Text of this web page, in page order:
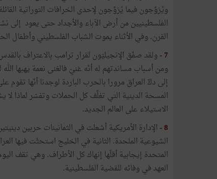
ويُرَوِّجون فيما يُرَوِّجون لإحدى الخرافات التوراتية
الفلسطينيين من أرض الآباء والأجداد حتى يعود إلى
القرن. وفي الأثناء يموت الشباب الفلسطيني وأطفال
7 - ولقد صفّق الإنجيليّون لقرار ترامب بالاعتراف
ومن أسباب مساندتهم له أنّه غنيّ فالغنى نعمة يهبها
إلى دكِّ العراق مرورا بالحرب الباردة لوجدنا أنّها
المسحة الدينية التي تغلِّف كل الحملات وتفسّر لماذا
الاستيلاء على العالم الجديد.
8 - الإدارة الأمريكية أشعلت في الثمانينات حربين
الشيوعية الملحدة. الثانية في الخليج استحثّت فيها
المتحدة إيجابية أقلّها إنهاك كل الأطراف. وهي تقف
العهد في وفائه للقضية الفلسطينية.